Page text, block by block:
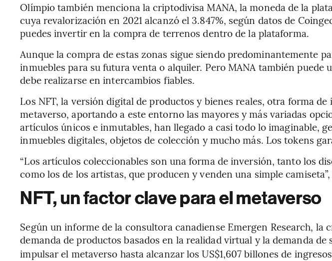
Olímpio también menciona la criptodivisa MANA, la moneda de la
cuya revalorización en 2021 alcanzó el 3.847%, según datos de
puedes invertir en la compra de terrenos dentro de la plataforma.
Aunque la compra de estas zonas sigue siendo predominantemente
inmuebles para su futura venta o alquiler. Pero MANA también
debe realizarse en intercambios fiables.
Los NFT, la versión digital de productos y bienes reales, otra forma
metaverso, aportando a este entorno las mayores y más variadas
artículos únicos e inmutables, han llegado a casi todo lo imaginable,
inmuebles digitales, objetos de colección y mucho más. Los tokens
“Los artículos coleccionables son una forma de inversión, tanto los
como los de los artistas, que producen y venden una simple
NFT, un factor clave para el metaverso
Según un informe de la consultora canadiense Emergen Research,
demanda de productos basados en la realidad virtual y la demanda
impulsar el metaverso hasta alcanzar los US$1,607 billones de